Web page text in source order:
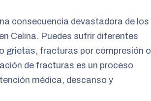
consecuencia devastadora de los
Celina. Puedes sufrir diferentes
grietas, fracturas por compresión o
de fracturas es un proceso
médica, descanso y